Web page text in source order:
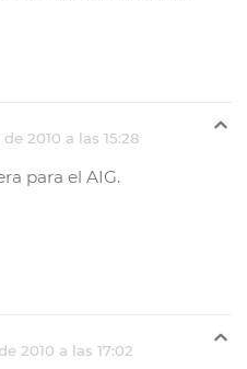
2010 a las 15:28
para el AIG.
2010 a las 17:02